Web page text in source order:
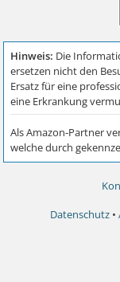
Datenschutz •